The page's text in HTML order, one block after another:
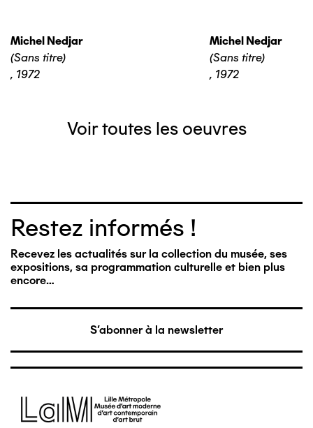
Michel Nedjar
(Sans titre)
, 1972
Michel Nedjar
(Sans titre)
, 1972
Voir toutes les oeuvres
Restez informés !
Recevez les actualités sur la collection du musée, ses
expositions, sa programmation culturelle et bien plus
encore…
S'abonner à la newsletter
Image